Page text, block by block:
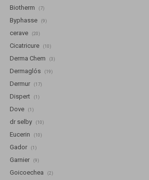
Biotherm (7)
Byphasse (9)
cerave (20)
Cicatricure (10)
Derma Chem (3)
Dermaglós (19)
Dermur (17)
Dispert (1)
Dove (1)
dr selby (10)
Eucerin (10)
Gador (1)
Garnier (9)
Goicoechea (2)